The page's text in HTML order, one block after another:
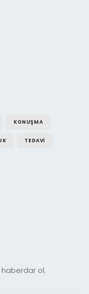
KONUŞMA
TEDAVI
ol.